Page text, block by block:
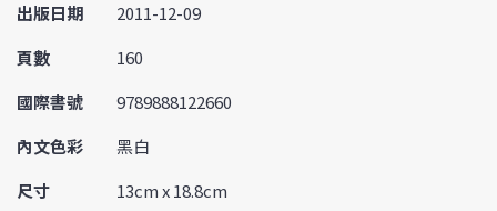
出版日期
2011-12-09
頁數
160
國際書號
9789888122660
內文色彩
黑白
尺寸
13cm x 18.8cm